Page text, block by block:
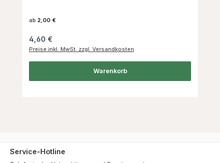
ab 2,00 €
Regulärer Preis:
4,60 €
Preise inkl. MwSt. zzgl. Versandkosten
Warenkorb
Service-Hotline